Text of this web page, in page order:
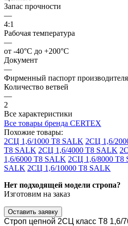
Запас прочности
—
4:1
Рабочая температура
—
от -40°C до +200°C
Документ
—
Фирменный паспорт производителя
Количество ветвей
—
2
Все характеристики
Все товары бренда CERTEX
Похожие товары:
2СЦ 1,6/1000 Т8 SALK 2СЦ 1,6/
Т8 SALK 2СЦ 1,6/4000 Т8 SALK
1,6/6000 Т8 SALK 2СЦ 1,6/8000 Т8
SALK 2СЦ 1,6/10000 Т8 SALK
Нет подходящей модели стропа?
Изготовим на заказ
Оставить заявку
Строп цепной 2СЦ класс Т8 1,6/